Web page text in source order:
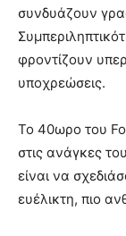
συνδυάζουν
φροντίζουν
υποχρεώσεις.
Το 40ωρο του
στις ανάγκες
είναι να
ευέλικτη, πιο